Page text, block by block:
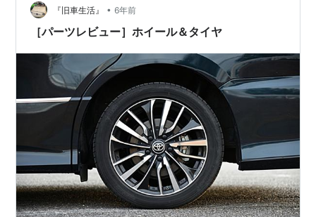
バーワン」という本社が福岡の会社のようだ…
『旧車生活』 • 6年前
［パーツレビュー］ホイール＆タイヤ